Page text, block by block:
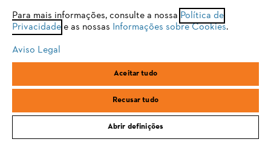
Mantenha-se atualizado com a Newsletter
Email
Subscrever a newsletter
firefox chrome
safari edge
Para mais informações, consulte a nossa Política de
Privacidadee as nossas Informações sobre Cookies.
Aviso Legal
Aceitar tudo
Recusar tudo
Abrir definições